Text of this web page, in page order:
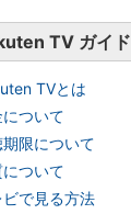
TV ガイド
TVとは
ついて
限について
ついて
ビで見る方法